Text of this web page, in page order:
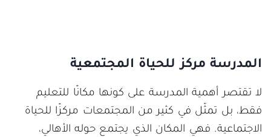
المدرسة مركز للحياة المجتمعية
لا تقتصر أهمية المدرسة على كونها مكانًا للتعليم
فقط، بل تمثّل في كثير من المجتمعات مركزًا للحياة
الاجتماعية. فهي المكان الذي يجتمع حوله الأهالي،